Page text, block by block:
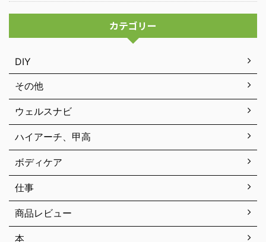
カテゴリー
DIY
その他
ウェルスナビ
ハイアーチ、甲高
ボディケア
仕事
商品レビュー
本